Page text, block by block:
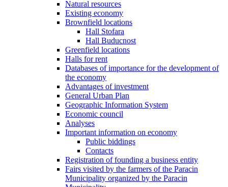
Natural resources
Existing economy
Brownfield locations
Hall Stofara
Hall Buducnost
Greenfield locations
Halls for rent
Databases of importance for the development of
the economy
Advantages of investment
General Urban Plan
Geographic Information System
Еconomic council
Analyses
Important information on economy
Public biddings
Contacts
Registration of founding a business entity
Fairs visited by the farmers of the Paracin
Municipality organized by the Paracin